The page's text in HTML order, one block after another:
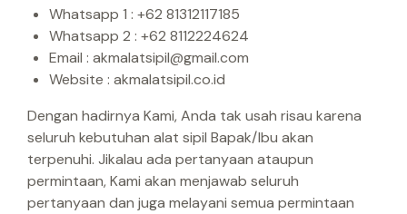
Whatsapp 1 : +62 81312117185
Whatsapp 2 : +62 8112224624
Email : akmalatsipil@gmail.com
Website : akmalatsipil.co.id
Dengan hadirnya Kami, Anda tak usah risau karena
seluruh kebutuhan alat sipil Bapak/Ibu akan
terpenuhi. Jikalau ada pertanyaan ataupun
permintaan, Kami akan menjawab seluruh
pertanyaan dan juga melayani semua permintaan